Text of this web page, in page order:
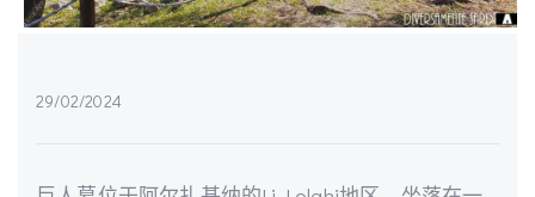
29/02/2024